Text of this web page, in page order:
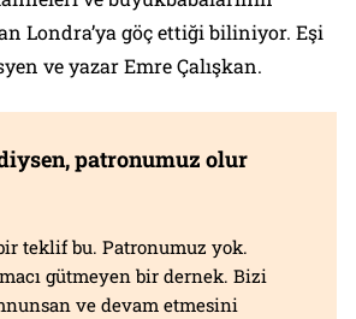
Londra’ya göç ettiği biliniyor. Eşi
ve yazar Emre Çalışkan.
patronumuz olur
teklif bu. Patronumuz yok.
gütmeyen bir dernek. Bizi
ve devam etmesini